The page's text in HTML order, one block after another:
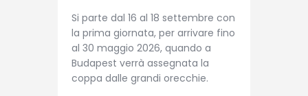
Si parte dal 16 al 18 settembre con
la prima giornata, per arrivare fino
al 30 maggio 2026, quando a
Budapest verrà assegnata la
coppa dalle grandi orecchie.